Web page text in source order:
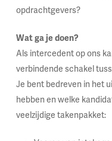
opdrachtgevers?
Wat ga je doen?
Als intercedent op ons
verbindende schakel
Je bent bedreven in het
hebben en welke
veelzijdige takenpakket: